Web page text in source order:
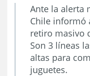
Ante la alerta
Chile informó
retiro masivo
Son 3 líneas
altas para
juguetes.